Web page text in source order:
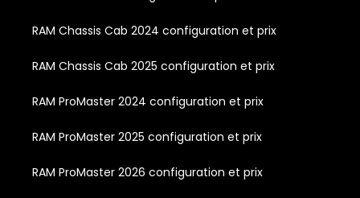
RAM Chassis Cab 2024 configuration et prix
RAM Chassis Cab 2025 configuration et prix
RAM ProMaster 2024 configuration et prix
RAM ProMaster 2025 configuration et prix
RAM ProMaster 2026 configuration et prix